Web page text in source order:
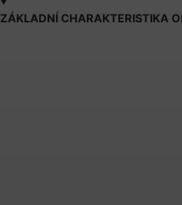
ZÁKLADNÍ CHARAKTERISTIKA